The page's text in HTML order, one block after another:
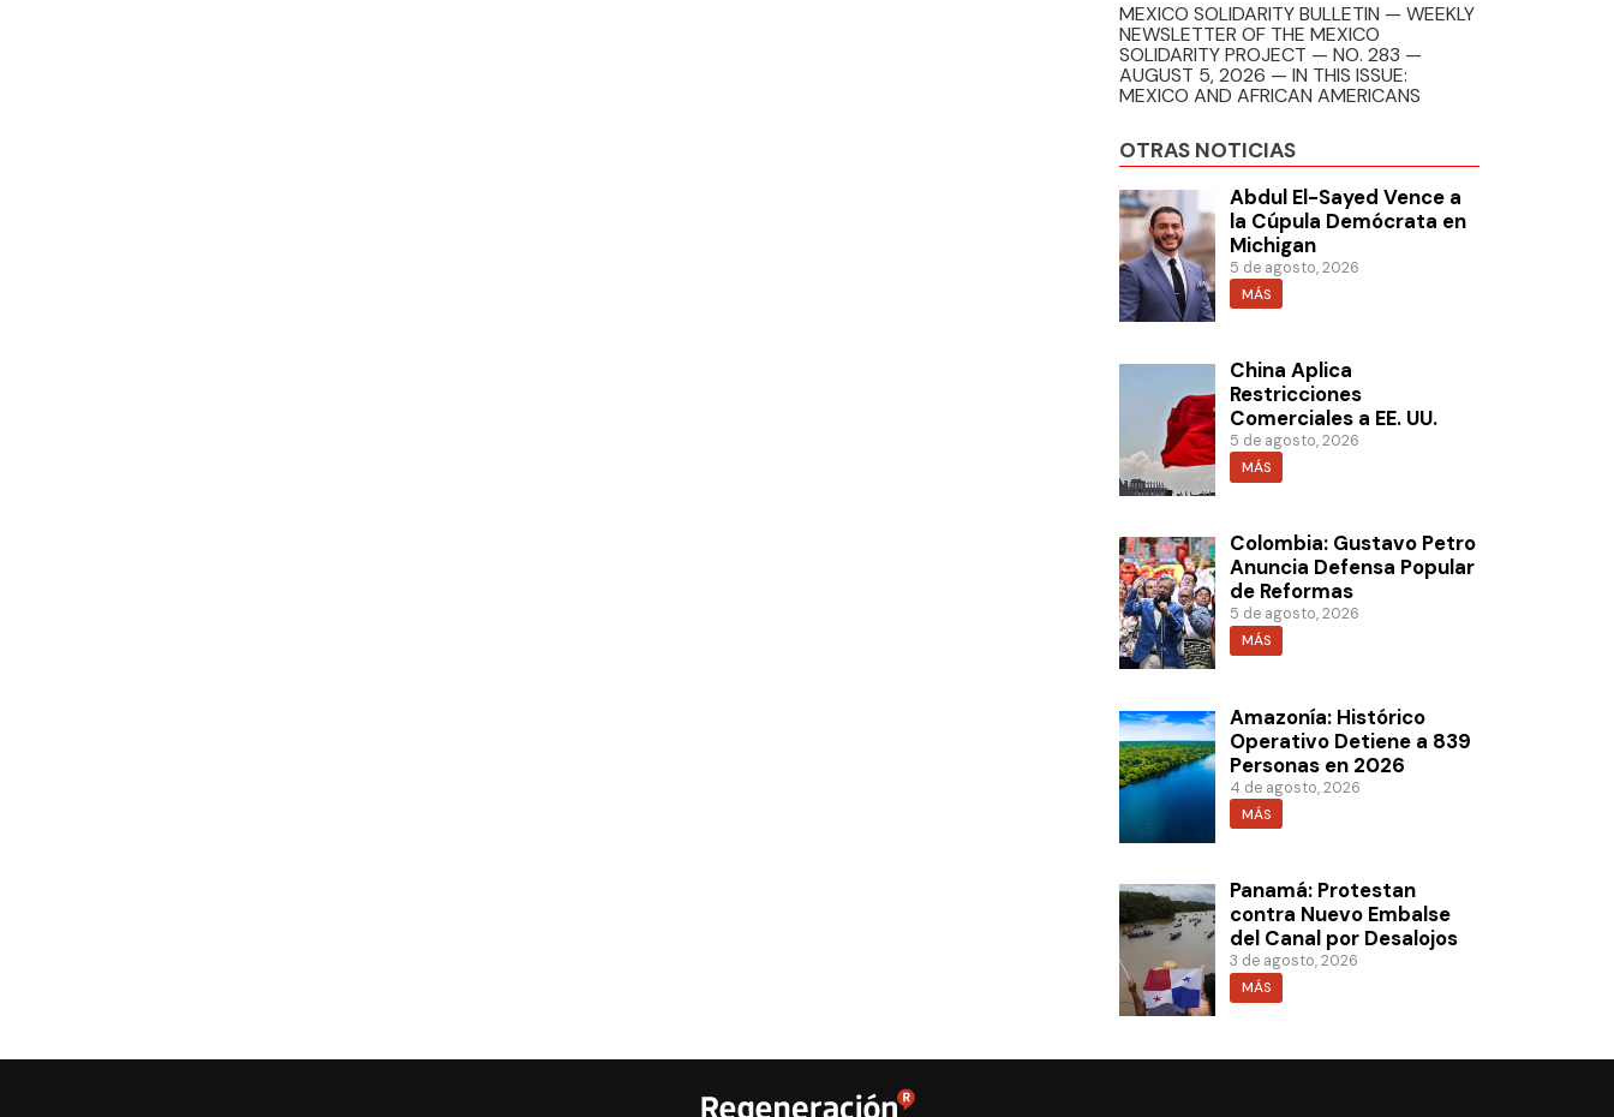
MEXICO SOLIDARITY BULLETIN — WEEKLY
NEWSLETTER OF THE MEXICO
SOLIDARITY PROJECT — NO. 283 —
AUGUST 5, 2026 — IN THIS ISSUE:
MEXICO AND AFRICAN AMERICANS
OTRAS NOTICIAS
Abdul El-Sayed Vence a
la Cúpula Demócrata en
Michigan
5 de agosto, 2026
MÁS
China Aplica
Restricciones
Comerciales a EE. UU.
5 de agosto, 2026
MÁS
Colombia: Gustavo Petro
Anuncia Defensa Popular
de Reformas
5 de agosto, 2026
MÁS
Amazonía: Histórico
Operativo Detiene a 839
Personas en 2026
4 de agosto, 2026
MÁS
Panamá: Protestan
contra Nuevo Embalse
del Canal por Desalojos
3 de agosto, 2026
MÁS